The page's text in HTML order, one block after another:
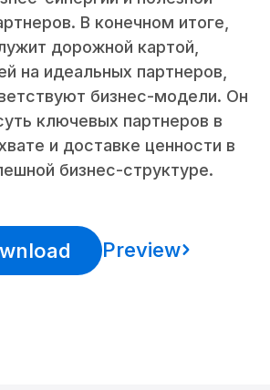
В конечном итоге,
дорожной картой,
на идеальных партнеров,
бизнес-модели. Он
ключевых партнеров в
и доставке ценности в
бизнес-структуре.
Preview